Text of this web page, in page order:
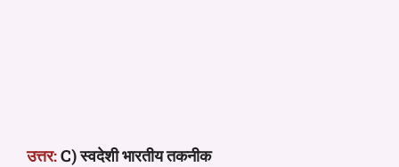
उत्तर:C) स्वदेशी भारतीय तकनीक